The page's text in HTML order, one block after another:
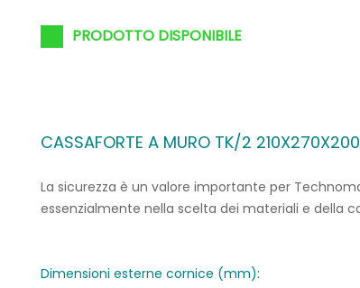
PRODOTTO DISPONIBILE
CASSAFORTE A MURO TK/2
La sicurezza è un valore importante per
essenzialmente nella scelta dei materiali e della
Dimensioni esterne cornice (mm):